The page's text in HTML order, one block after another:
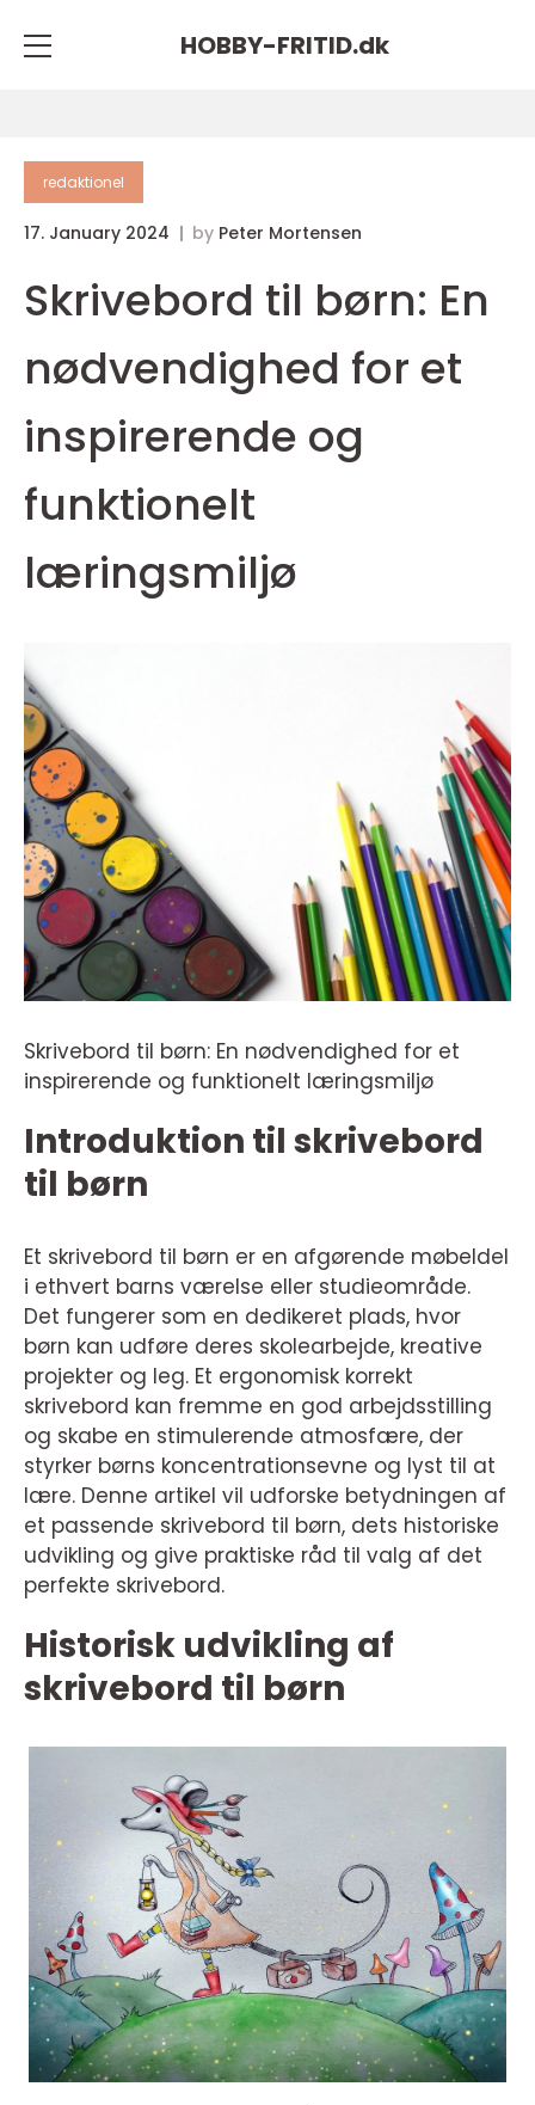
HOBBY-FRITID.dk
redaktionel
17. January 2024 by Peter Mortensen
Skrivebord til børn: En
nødvendighed for et
inspirerende og
funktionelt
læringsmiljø
Skrivebord til børn: En nødvendighed for et
inspirerende og funktionelt læringsmiljø
Introduktion til skrivebord
til børn
Et skrivebord til børn er en afgørende møbeldel
i ethvert barns værelse eller studieområde.
Det fungerer som en dedikeret plads, hvor
børn kan udføre deres skolearbejde, kreative
projekter og leg. Et ergonomisk korrekt
skrivebord kan fremme en god arbejdsstilling
og skabe en stimulerende atmosfære, der
styrker børns koncentrationsevne og lyst til at
lære. Denne artikel vil udforske betydningen af
et passende skrivebord til børn, dets historiske
udvikling og give praktiske råd til valg af det
perfekte skrivebord.
Historisk udvikling af
skrivebord til børn